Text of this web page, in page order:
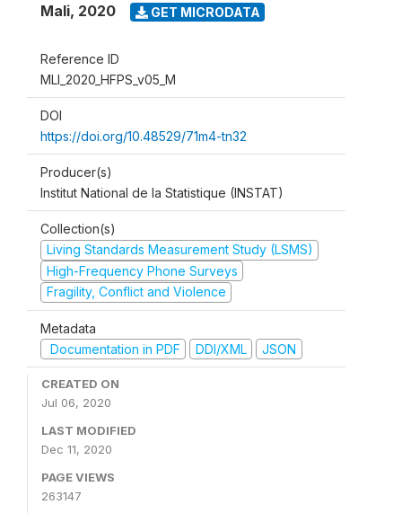
Mali, 2020 GET MICRODATA
Reference ID
MLI_2020_HFPS_v05_M
DOI
https://doi.org/10.48529/71m4-tn32
Producer(s)
Institut National de la Statistique (INSTAT)
Collection(s)
Living Standards Measurement Study (LSMS)
High-Frequency Phone Surveys
Fragility, Conflict and Violence
Metadata
Documentation in PDF
DDI/XML JSON
CREATED ON
Jul 06, 2020
LAST MODIFIED
Dec 11, 2020
PAGE VIEWS
263147